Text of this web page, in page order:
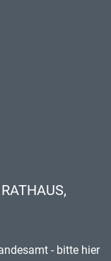
- bitte hier